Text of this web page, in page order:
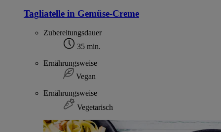
Tagliatelle in Gemüse-Creme
Zubereitungsdauer
35 min.
Ernährungsweise
Vegan
Ernährungsweise
Vegetarisch